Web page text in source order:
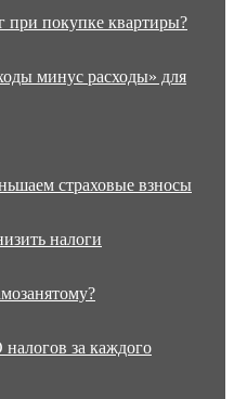
при покупке квартиры?
минус расходы» для
страховые взносы
налоги
за каждого